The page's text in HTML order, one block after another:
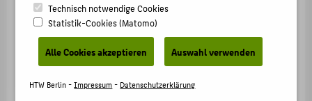
Campus Treskowallee
TA Gebäude A , 109
Treskowallee 8
10318Berlin
KARRIERE
INTERNATIONAL
INFORMATIONEN FÜR
Technisch notwendige Cookies
Statistik-Cookies (Matomo)
Alle Cookies akzeptieren Auswahl verwenden
HTW Berlin -Impressum- Datenschutzerklärung